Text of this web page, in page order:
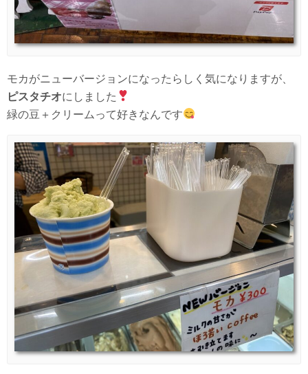
モカがニューバージョンになったらしく気になりますが、
ピスタチオにしました
緑の豆＋クリームって好きなんです